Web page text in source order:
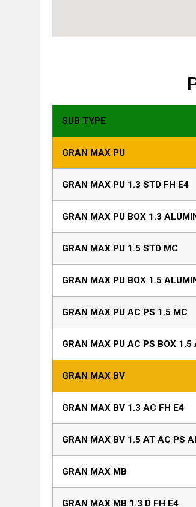
SUB TYPE
GRAN MAX PU
GRAN MAX PU 1.3 STD FH E4
GRAN MAX PU BOX 1.3
GRAN MAX PU 1.5 STD MC
GRAN MAX PU BOX 1.5
GRAN MAX PU AC PS 1.5 MC
GRAN MAX PU AC PS BOX 1.5
GRAN MAX BV
GRAN MAX BV 1.3 AC FH E4
GRAN MAX BV 1.5 AT AC PS
GRAN MAX MB
GRAN MAX MB 1.3 D FH E4